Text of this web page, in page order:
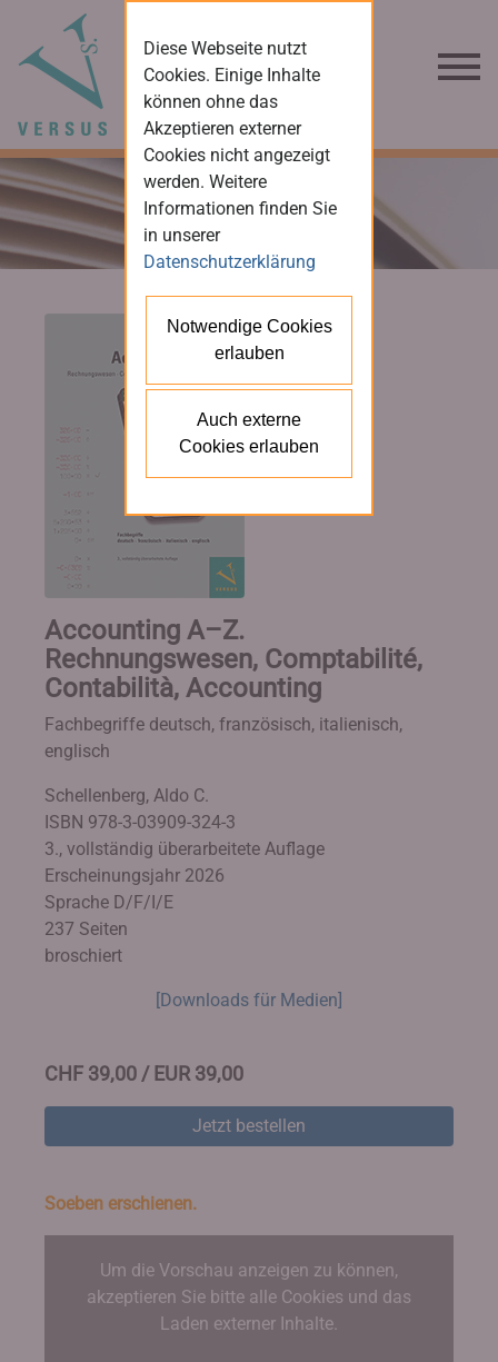
Accounting A–Z.
Rechnungswesen, Comptabilité,
Contabilità, Accounting
Fachbegriffe deutsch, französisch, italienisch,
englisch
Schellenberg, Aldo C.
ISBN 978-3-03909-324-3
3., vollständig überarbeitete Auflage
Erscheinungsjahr 2026
Sprache D/F/I/E
237 Seiten
broschiert
[Downloads für Medien]
CHF 39,00 / EUR 39,00
Jetzt bestellen
Soeben erschienen.
Um die Vorschau anzeigen zu können,
akzeptieren Sie bitte alle Cookies und das
Laden externer Inhalte.
Diese Webseite nutzt
Cookies. Einige Inhalte
können ohne das
Akzeptieren externer
Cookies nicht angezeigt
werden. Weitere
Informationen finden Sie
in unserer
Datenschutzerklärung
Notwendige Cookies
erlauben
Auch externe
Cookies erlauben